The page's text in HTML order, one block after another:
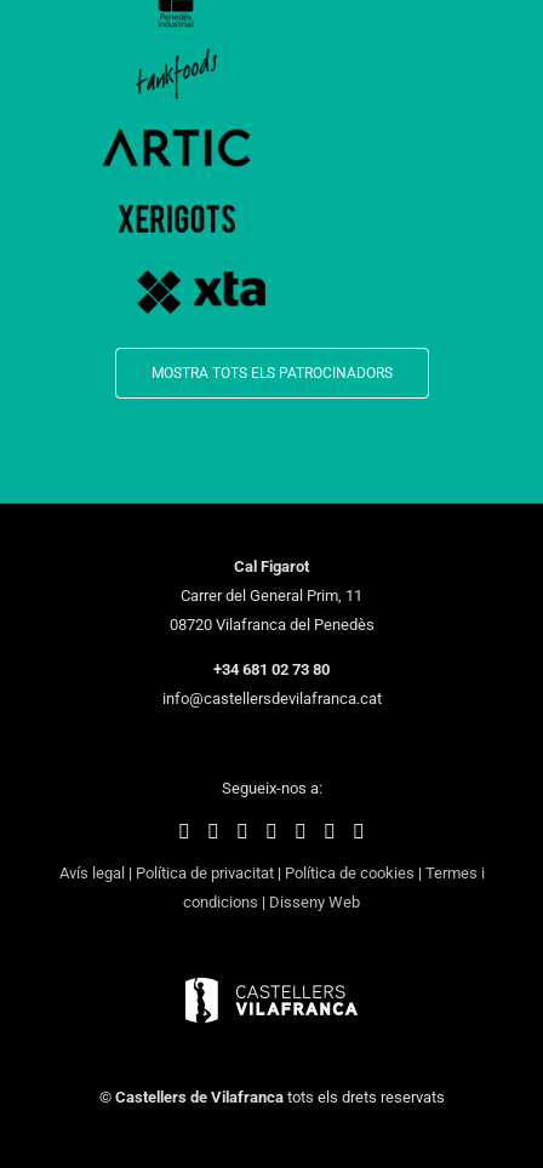
MOSTRA TOTS ELS PATROCINADORS
Cal Figarot
Carrer del General Prim, 11
08720 Vilafranca del Penedès
+34 681 02 73 80
info@castellersdevilafranca.cat
Segueix-nos a:
Avís legal | Política de privacitat| Política de cookies | Termes i
condicions | Disseny Web
© Castellers de Vilafrancatots els drets reservats